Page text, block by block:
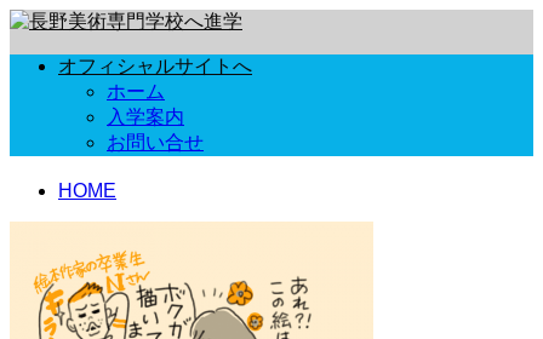
オフィシャルサイトへ
ホーム
入学案内
お問い合せ
HOME